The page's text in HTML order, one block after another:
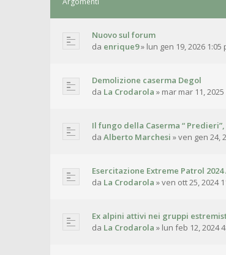
Nuovo sul forum
da enrique9» lun gen 19, 2026 1:05
Demolizione caserma Degol
da La Crodarola » mar mar 11, 2025
Il fungo della Caserma “ Predieri”,
da Alberto Marchesi »ven gen 24,
Esercitazione Extreme Patrol
da La Crodarola »ven ott 25, 2024
Ex alpini attivi nei gruppi
da La Crodarola » lun feb 12, 2024